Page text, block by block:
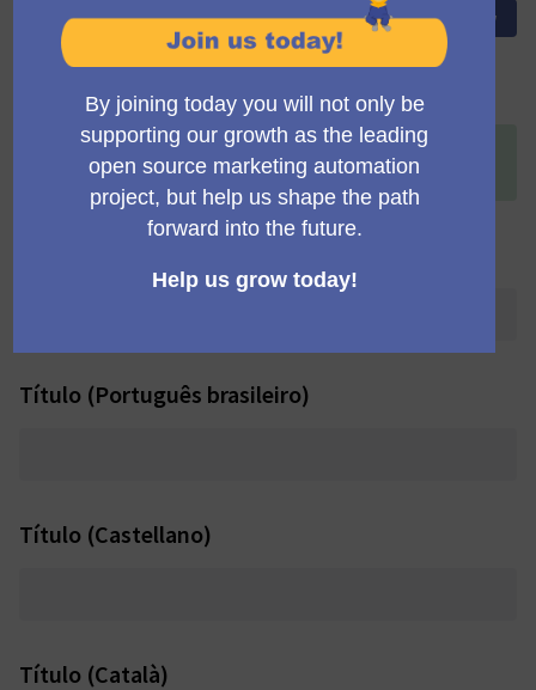
Toggle view
Título (English)
[ONLINE] MautiCon Working Group Meeting (12:15
p.m. UK time)
Título (Português brasileiro)
Título (Castellano)
Título (Català)